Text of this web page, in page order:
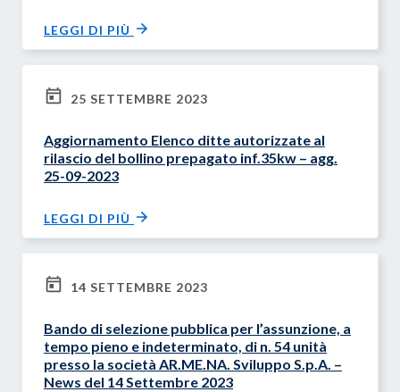
LEGGI DI PIÙ
25 SETTEMBRE 2023
Aggiornamento Elenco ditte autorizzate al
rilascio del bollino prepagato inf.35kw – agg.
25-09-2023
LEGGI DI PIÙ
14 SETTEMBRE 2023
Bando di selezione pubblica per l’assunzione, a
tempo pieno e indeterminato, di n. 54 unità
presso la società AR.ME.NA. Sviluppo S.p.A. –
News del 14 Settembre 2023